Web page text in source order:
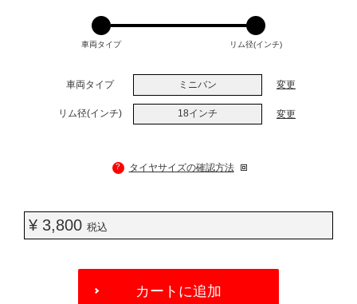
車両タイプ リム径(インチ)
車両タイプ ミニバン 変更
リム径(インチ) 18インチ 変更
? タイヤサイズの確認方法
¥ 3,800 税込
カートに追加